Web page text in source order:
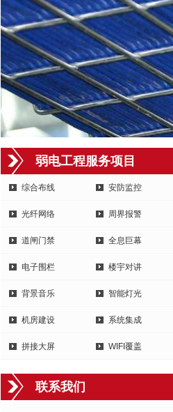
弱电工程服务项目
综合布线 安防监控
光纤网络 周界报警
道闸门禁 全息巨幕
电子围栏 楼宇对讲
背景音乐 智能灯光
机房建设 系统集成
拼接大屏 WIFI覆盖
联系我们